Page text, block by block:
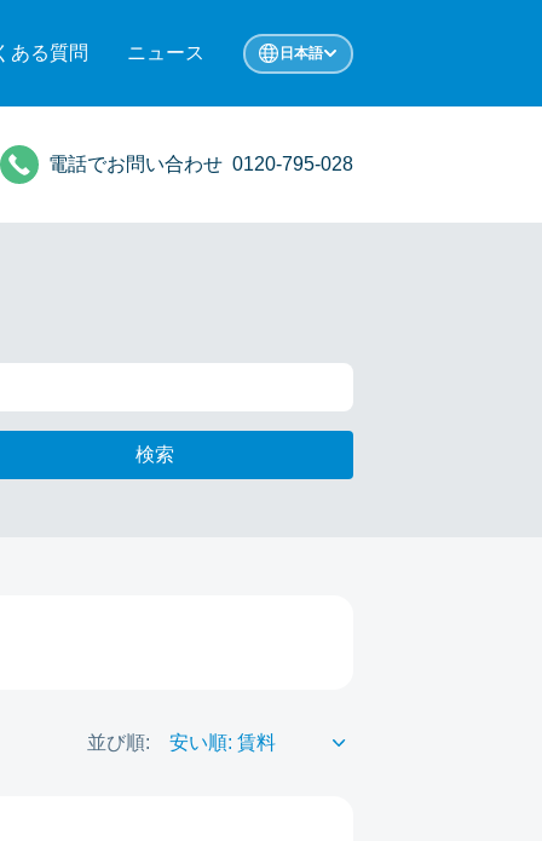
ある質問 ニュース 日本語
電話でお問い合わせ 0120-795-028
検索
並び順: